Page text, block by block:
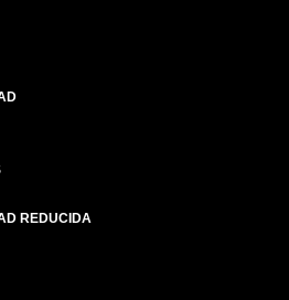
REDUCIDA